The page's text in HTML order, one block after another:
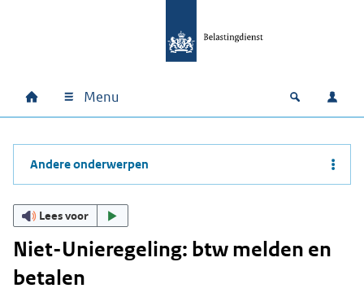
Hoofdnavigatie
Home Menu Open
Andere onderwerpen
Lees voor
Niet-Unieregeling: btw melden en
betalen